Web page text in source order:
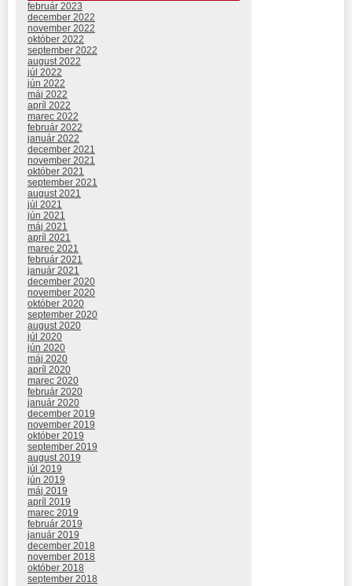
február 2023
december 2022
november 2022
október 2022
september 2022
august 2022
júl 2022
jún 2022
máj 2022
apríl 2022
marec 2022
február 2022
január 2022
december 2021
november 2021
október 2021
september 2021
august 2021
júl 2021
jún 2021
máj 2021
apríl 2021
marec 2021
február 2021
január 2021
december 2020
november 2020
október 2020
september 2020
august 2020
júl 2020
jún 2020
máj 2020
apríl 2020
marec 2020
február 2020
január 2020
december 2019
november 2019
október 2019
september 2019
august 2019
júl 2019
jún 2019
máj 2019
apríl 2019
marec 2019
február 2019
január 2019
december 2018
november 2018
október 2018
september 2018